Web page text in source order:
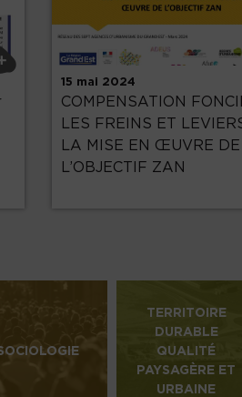
15 mai 2024
COMPENSATION
LES FREINS ET
LA MISE EN ŒUVRE DE
L’OBJECTIF ZAN
TERRITOIRE
DURABLE
QUALITÉ
PAYSAGÈRE ET
URBAINE